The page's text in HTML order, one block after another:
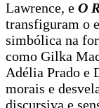
Lawrence, e O
transfiguram o
simbólica na
como Gilka
Adélia Prado
morais e
discursiva e